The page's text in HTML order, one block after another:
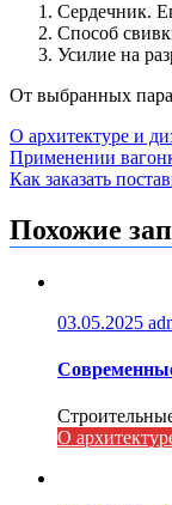
Сердечник.
Способ
Усилие на
От выбранных
О архитектуре и
Навигация
по
записям
Применении
Как заказать
Похожие
03.05.2025
О